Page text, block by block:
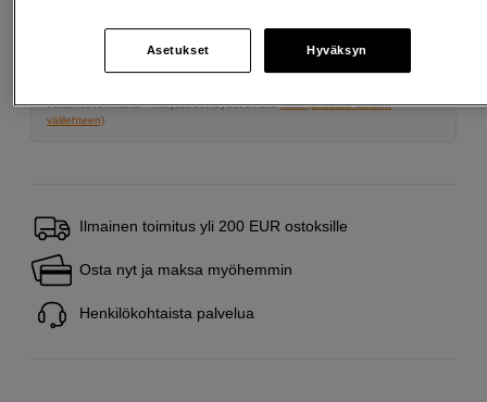
Lainaaminen maksaa! Jos et pysty maksamaan velkaa ajoissa, saatat
saada maksuhäiriömerkinnän. Se voi vaikeuttaa asunnon vuokraamista,
velkaneuvonnasta. Yhteystiedot löydät sivulta kkv.fi (avautuu uuteen
välilehteen)
Ilmainen toimitus yli 200 EUR ostoksille
Osta nyt ja maksa myöhemmin
Henkilökohtaista palvelua
Asetukset Hyväksyn